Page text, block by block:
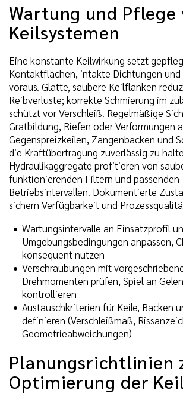
Wartung und Pflege
Keilsystemen
Eine konstante Keilwirkung setzt
Kontaktflächen, intakte Dichtungen und
voraus. Glatte, saubere Keilflanken
Reibverluste; korrekte Schmierung im
schützt vor Verschleiß. Regelmäßige
Gratbildung, Riefen oder Verformungen
Gegenspreizkeilen, Zangenbacken und
die Kraftübertragung zuverlässig zu
Hydraulikaggregate profitieren von
funktionierenden Filtern und passenden
Betriebsintervallen. Dokumentierte
sichern Verfügbarkeit und
Wartungsintervalle an Einsatzprofil
Umgebungsbedingungen anpassen,
konsequent nutzen
Verschraubungen mit
Drehmomenten prüfen, Spiel an
kontrollieren
Austauschkriterien für Keile, Backen
definieren (Verschleißmaß,
Geometrieabweichungen)
Planungsrichtlinien
Optimierung der